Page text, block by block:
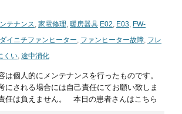
テナンス, 家電修理, 暖房器具 E02, E03, FW-
ダイニチファンヒーター, ファンヒーター故障, フレ
くい, 途中消化
個人的にメンテナンスを行ったものです。
にされる場合には自己責任にてお願い致しま
任は負えません。 本日の患者さんはこちら